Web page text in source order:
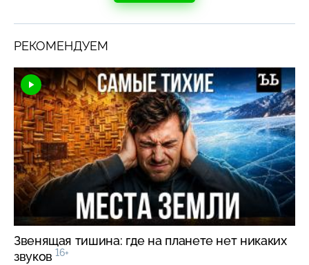
РЕКОМЕНДУЕМ
Звенящая тишина: где на планете нет никаких
звуков 16+